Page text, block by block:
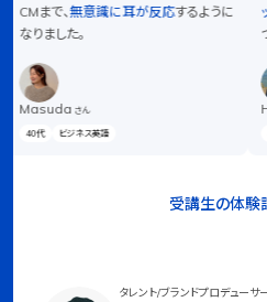
まで、無意識に耳が反応するように
りました。
さん
ビジネス英語
つ
受講生の体験
タレント/ブランドプロデューサ